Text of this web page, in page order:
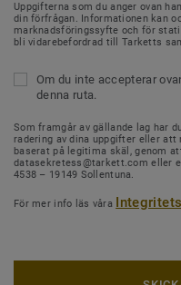
Uppgifterna som du anger ovan
din förfrågan. Informationen kan
marknadsföringssyfte och för
bli vidarebefordrad till Tarketts
Om du inte accepterar
denna ruta.
Som framgår av gällande lag har
radering av dina uppgifter eller att
baserat på legitima skäl, genom
datasekretess@tarkett.com eller
4538 – 19149 Sollentuna.
För mer info läs våra